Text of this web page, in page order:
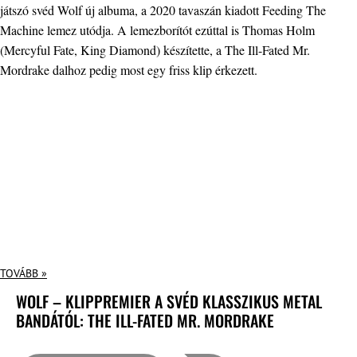
játszó svéd Wolf új albuma, a 2020 tavaszán kiadott Feeding The
Machine lemez utódja. A lemezborítót ezúttal is Thomas Holm
(Mercyful Fate, King Diamond) készítette, a The Ill-Fated Mr.
Mordrake dalhoz pedig most egy friss klip érkezett.
TOVÁBB »
WOLF – KLIPPREMIER A SVÉD KLASSZIKUS METAL
BANDÁTÓL: THE ILL-FATED MR. MORDRAKE